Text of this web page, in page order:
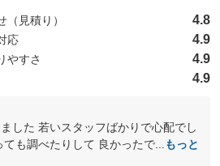
点中）
（見積り） 4.8
応 4.9
やすさ 4.9
4.9
した 若いスタッフばかりで心配でし
も調べたりして 良かったで...
もっと